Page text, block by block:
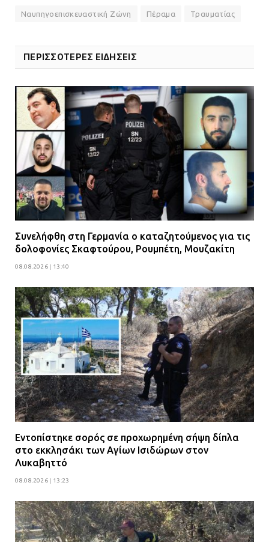
Ναυπηγοεπισκευαστική Ζώνη Πέραμα Τραυματίας
ΠΕΡΙΣΣΟΤΕΡΕΣ ΕΙΔΗΣΕΙΣ
Συνελήφθη στη Γερμανία ο καταζητούμενος για τις
δολοφονίες Σκαφτούρου, Ρουμπέτη, Μουζακίτη
08.08.2026 | 13:40
Εντοπίστηκε σορός σε προχωρημένη σήψη δίπλα
στο εκκλησάκι των Αγίων Ισιδώρων στον
Λυκαβηττό
08.08.2026 | 13:23